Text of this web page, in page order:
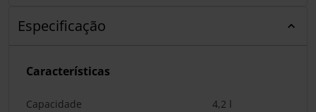
Especificação
Características
Capacidade 4,2 l